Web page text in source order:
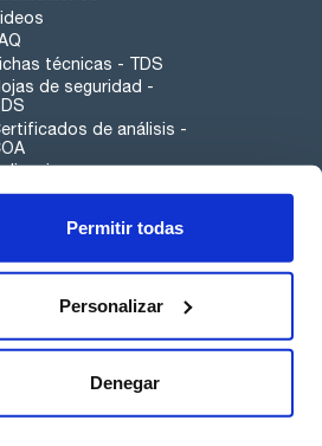
Permitir todas
Personalizar
Denegar
técnicas - TDS
de seguridad -
de análisis -
Periódica
de denuncias